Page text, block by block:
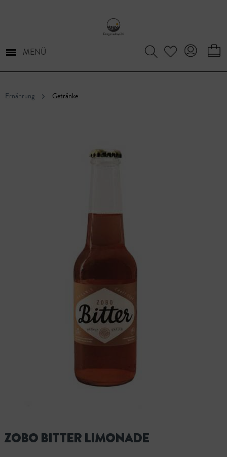
MENÜ
Ernährung Getränke
ZOBO BITTER LIMONADE